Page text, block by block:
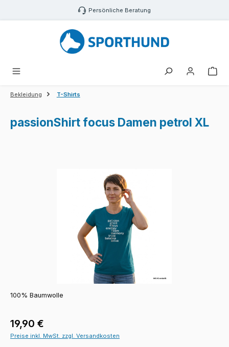
Zum Hauptinhalt springen Persönliche Beratung
Bekleidung T-Shirts
passionShirt focus Damen petrol XL
100% Baumwolle
Regulärer Preis:
19,90 €
Preise inkl. MwSt. zzgl. Versandkosten